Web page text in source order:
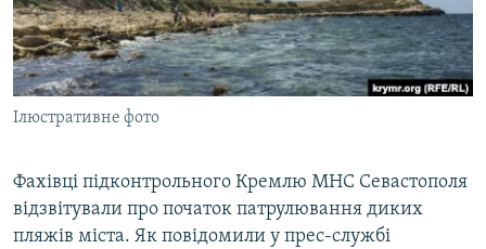
ВІДЕОУРОКИ «ELIFBE»
СВІДЧЕННЯ ОКУПАЦІЇ
УКРАЇНСЬКА ПРОБЛЕМА КРИМУ
ІНФОГРАФІКА
Русский
Qırımtatar
ДОЛУЧАЙСЯ!
Усі сайти RFE/RL
Ілюстративне фото
Фахівці підконтрольного Кремлю МНС Севастополя
відзвітували про початок патрулювання диких
пляжів міста. Як повідомили у прес-службі